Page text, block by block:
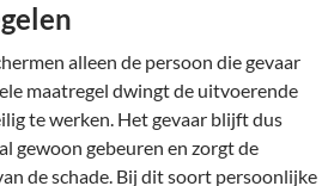
alleen de persoon die gevaar
maatregel dwingt de uitvoerende
te werken. Het gevaar blijft dus
gewoon gebeuren en zorgt de
de schade. Bij dit soort persoonlijke